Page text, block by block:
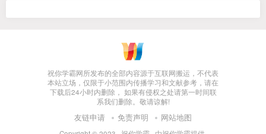
祝你学霸网所发布的全部内容源于互联网搬运，不代表
本站立场，仅限于小范围内传播学习和文献参考，请在
下载后24小时内删除， 如果有侵权之处请第一时间联
系我们删除。敬请谅解!
友链申请 免责声明 网站地图